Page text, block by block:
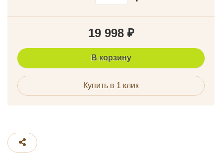
19 998₽
В корзину
Купить в 1 клик